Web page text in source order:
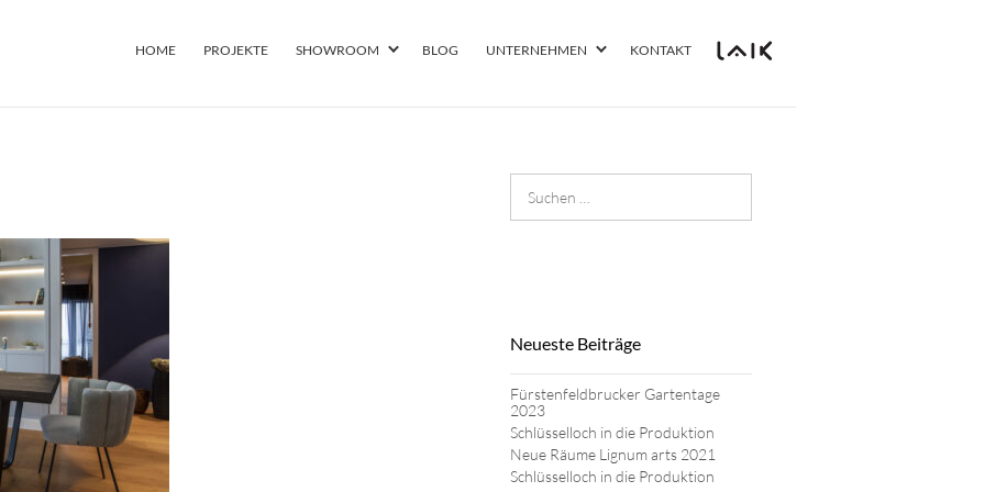
HOME PROJEKTE SHOWROOM BLOG UNTERNEHMEN KONTAKT
Suchen
nach:
Neueste Beiträge
Fürstenfeldbrucker Gartentage
2023
Schlüsselloch in die Produktion
Neue Räume Lignum arts 2021
Schlüsselloch in die Produktion